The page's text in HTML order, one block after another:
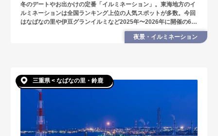
冬のデートやお出かけの定番「イルミネーション」。東海地方のイ
ルミネーションは全国ランキング上位の人気スポットが多数。今回
はなばなの里や伊豆グランイルミなど2025年〜2026年に開催の6つ
夜景・イルミネーション
三重県 < なばなの里・鈴鹿